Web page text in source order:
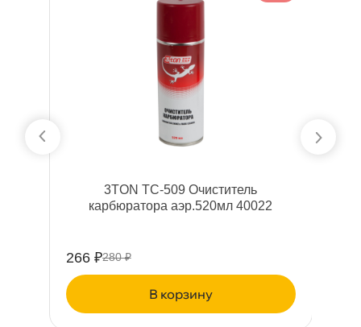
3TON ТС-509 Очиститель
карбюратора аэр.520мл 40022
266 ₽280 ₽
корзину